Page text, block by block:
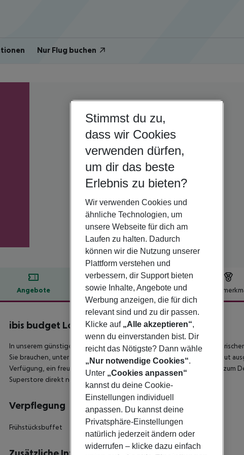
Nur Flug buchen
Angebote Hotelbeschreibung
Hotelbeschreibung
ibis budget London Barking
2
In unserem günstigen Hotel in Barking mit 130 Gästezimmern und
Sie brauchen, unter einem Dach. Den Gästen steht eine Auswahl an gut
Verfügung, ein freundlicher Service rund um die Uhr, makellose Liebe zum
Superstore direkt nebenan.
Verpflegung
Frühstücksbuffet
Stimmst du zu,
dass wir Cookies
verwenden dürfen,
um dir das beste
Erlebnis zu bieten?
Wir verwenden Cookies und
ähnliche Technologien, um
unsere Webseite für dich am
Laufen zu halten. Dadurch
können wir die Nutzung unserer
Plattform verstehen und
verbessern, dir Support bieten
sowie Inhalte, Angebote und
Werbung anzeigen, die für dich
relevant sind und zu dir passen.
Klicke auf „Alle akzeptieren“,
wenn du einverstanden bist. Dir
reicht das Nötigste? Dann wähle
„Nur notwendige Cookies“.
Unter „Cookies anpassen“
kannst du deine Cookie-
Einstellungen individuell
anpassen. Du kannst deine
Privatsphäre-Einstellungen
natürlich jederzeit ändern oder
widerrufen – klicke dazu einfach